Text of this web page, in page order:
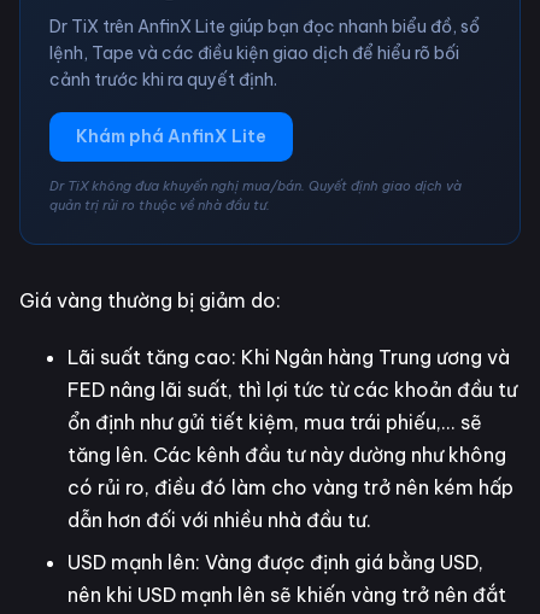
Dr TiX trên AnfinX Lite giúp bạn đọc nhanh biểu đồ, sổ
lệnh, Tape và các điều kiện giao dịch để hiểu rõ bối
cảnh trước khi ra quyết định.
Khám phá AnfinX Lite
Dr TiX không đưa khuyến nghị mua/bán. Quyết định giao dịch và
quản trị rủi ro thuộc về nhà đầu tư.
Giá vàng thường bị giảm do:
Lãi suất tăng cao: Khi Ngân hàng Trung ương và
FED nâng lãi suất, thì lợi tức từ các khoản đầu tư
ổn định như gửi tiết kiệm, mua trái phiếu,... sẽ
tăng lên. Các kênh đầu tư này dường như không
có rủi ro, điều đó làm cho vàng trở nên kém hấp
dẫn hơn đối với nhiều nhà đầu tư.
USD mạnh lên: Vàng được định giá bằng USD,
nên khi USD mạnh lên sẽ khiến vàng trở nên đắt